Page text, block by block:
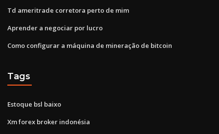
Td ameritrade corretora perto de mim
Aprender a negociar por lucro
Como configurar a máquina de mineração de bitcoin
Tags
Estoque bsl baixo
Xm forex broker indonésia